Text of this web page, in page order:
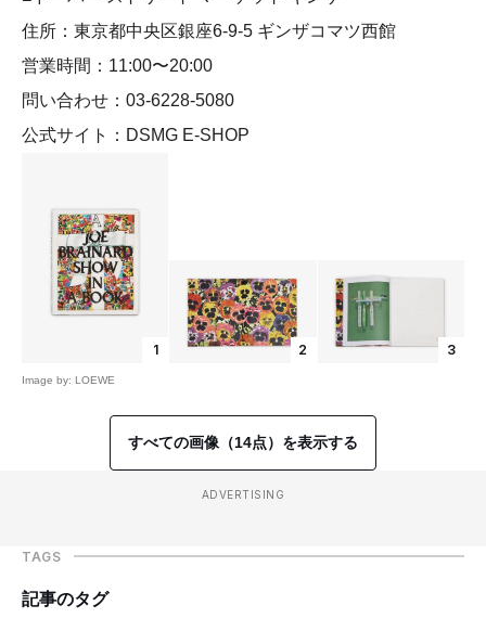
住所：東京都中央区銀座6-9-5 ギンザコマツ⻄館
営業時間：11:00〜20:00
問い合わせ：03-6228-5080
公式サイト：DSMG E-SHOP
1
Image by: LOEWE
2 3
すべての画像（14点）を表示する
ADVERTISING
TAGS
記事のタグ